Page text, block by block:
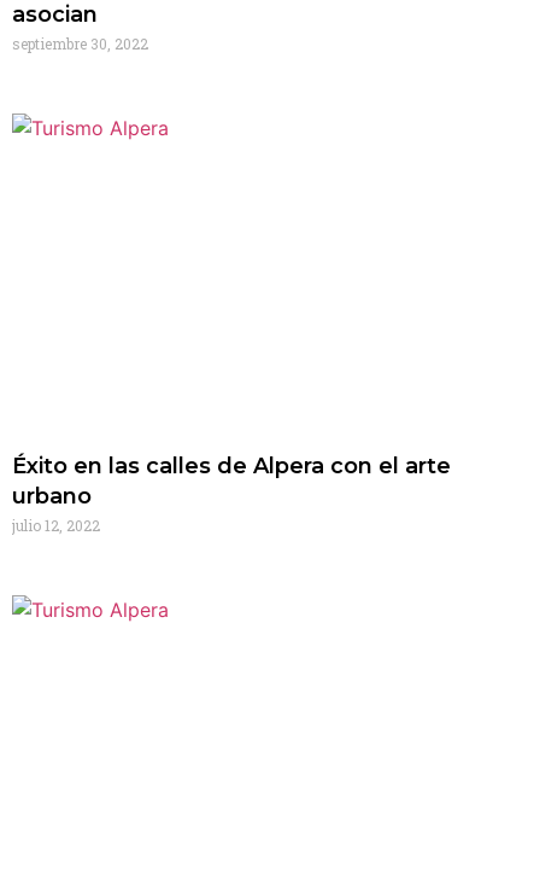
asocian
septiembre 30, 2022
Éxito en las calles de Alpera con el arte
urbano
julio 12, 2022